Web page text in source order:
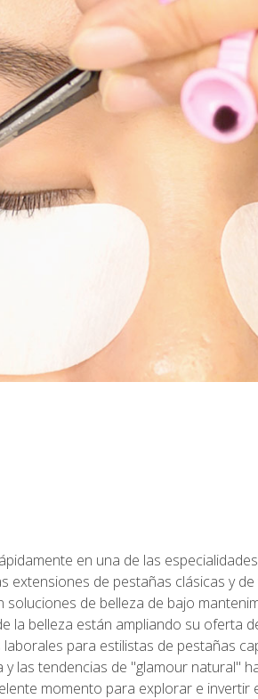
en una de las
extensiones de pestañas clásicas y
de belleza de bajo
la belleza están ampliando su oferta
para estilistas de pestañas
las tendencias de "glamour natural"
momento para explorar e